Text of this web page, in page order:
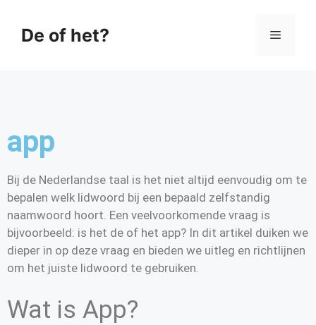
De of het?
app
Bij de Nederlandse taal is het niet altijd eenvoudig om te
bepalen welk lidwoord bij een bepaald zelfstandig
naamwoord hoort. Een veelvoorkomende vraag is
bijvoorbeeld: is het de of het app? In dit artikel duiken we
dieper in op deze vraag en bieden we uitleg en richtlijnen
om het juiste lidwoord te gebruiken.
Wat is App?